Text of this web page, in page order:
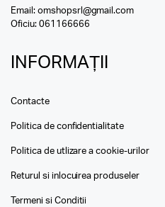
Email: omshopsrl@gmail.com
Oficiu: 061166666
INFORMAȚII
Contacte
Politica de confidentialitate
Politica de utlizare a cookie-urilor
Returul si inlocuirea produseler
Termeni si Conditii